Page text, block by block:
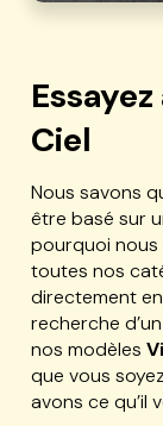
Ciel
Nous savons
être basé sur
pourquoi
toutes nos
directement
recherche
nos modèles
que vous
avons ce qu’il